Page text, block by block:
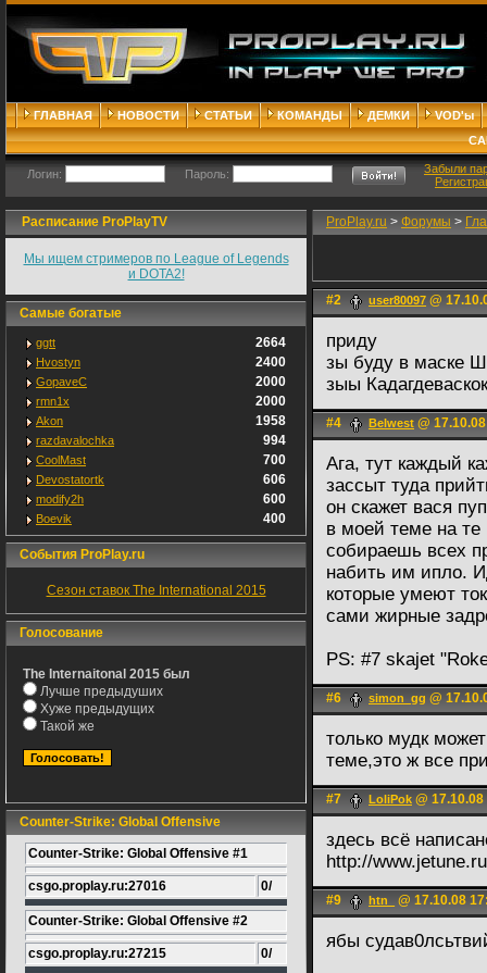
ГЛАВНАЯ НОВОСТИ СТАТЬИ КОМАНДЫ ДЕМКИ
VOD'ы
Логин: Пароль:
Забыли
Расписание ProPlayTV
Мы ищем стримеров по League of Legends
и DOTA2!
Самые богатые
ggtt 2664
Hvostyn 2400
GopaveC 2000
rmn1x 2000
Akon 1958
razdavalochka 994
CoolMast 700
Devostatortk 606
modify2h 600
Boevik 400
События ProPlay.ru
Сезон ставок The International 2015
Голосование
The Internaitonal 2015 был
Лучше предыдуших
Хуже предыдущих
Такой же
Counter-Strike: Global Offensive
Counter-Strike: Global Offensive #1
csgo.proplay.ru:27016 0/
Counter-Strike: Global Offensive #2
csgo.proplay.ru:27215 0/
ProPlay.ru > Форумы >
#2 user80097 @
приду
зы буду в маске
зыы
#4 BeIwest @
Ага, тут каждый
зассыт туда
он скажет вася
в моей теме на
собираешь всех
набить им ипло.
которые умеют
сами жирные
PS: #7 skajet
#6 simon_gg @
только мудк
теме,это ж все
#7 LoliPok @
здесь всё
http://
#9 htn_ @ 17.10.08
ябы